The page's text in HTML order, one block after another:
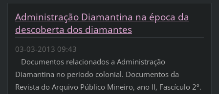
Administração Diamantina na época da
descoberta dos diamantes
03-03-2013 09:43
Documentos relacionados a Administração
Diamantina no período colonial. Documentos da
Revista do Arquivo Público Mineiro, ano II, Fascículo 2º.